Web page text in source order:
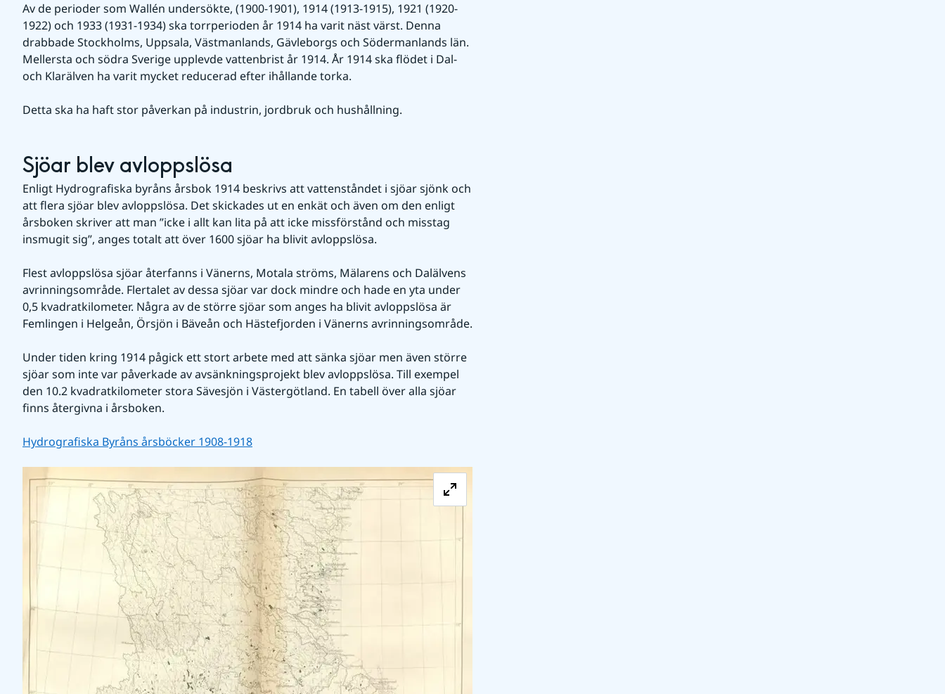
Av de perioder som Wallén undersökte, (1900-1901), 1914 (1913-1915), 1921 (1920-
1922) och 1933 (1931-1934) ska torrperioden år 1914 ha varit näst värst. Denna
drabbade Stockholms, Uppsala, Västmanlands, Gävleborgs och Södermanlands län.
Mellersta och södra Sverige upplevde vattenbrist år 1914. År 1914 ska flödet i Dal-
och Klarälven ha varit mycket reducerad efter ihållande torka.
Detta ska ha haft stor påverkan på industrin, jordbruk och hushållning.
Sjöar blev avloppslösa
Enligt Hydrografiska byråns årsbok 1914 beskrivs att vattenståndet i sjöar sjönk och
att flera sjöar blev avloppslösa. Det skickades ut en enkät och även om den enligt
årsboken skriver att man ”icke i allt kan lita på att icke missförstånd och misstag
insmugit sig”, anges totalt att över 1600 sjöar ha blivit avloppslösa.
Flest avloppslösa sjöar återfanns i Vänerns, Motala ströms, Mälarens och Dalälvens
avrinningsområde. Flertalet av dessa sjöar var dock mindre och hade en yta under
0,5 kvadratkilometer. Några av de större sjöar som anges ha blivit avloppslösa är
Femlingen i Helgeån, Örsjön i Bäveån och Hästefjorden i Vänerns avrinningsområde.
Under tiden kring 1914 pågick ett stort arbete med att sänka sjöar men även större
sjöar som inte var påverkade av avsänkningsprojekt blev avloppslösa. Till exempel
den 10.2 kvadratkilometer stora Sävesjön i Västergötland. En tabell över alla sjöar
finns återgivna i årsboken.
Hydrografiska Byråns årsböcker 1908-1918
Förstora bilden